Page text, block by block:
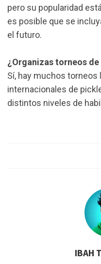
pero su popularidad
es posible que se
el futuro.
¿Organizas torneos
Sí, hay muchos torneos
internacionales de
distintos niveles de
ІВАН